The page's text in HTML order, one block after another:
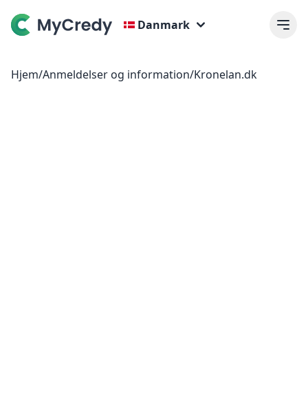
Danmark
Hjem/Anmeldelser og information/Kronelan.dk